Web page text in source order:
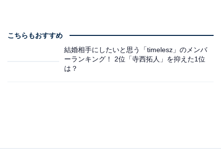
こちらもおすすめ
結婚相手にしたいと思う「timelesz」のメンバ
ーランキング！ 2位「寺西拓人」を抑えた1位
は？